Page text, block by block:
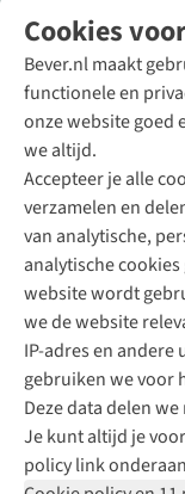
Cookies
Bever.nl maakt
functionele en
onze website goed
we altijd.
Accepteer je alle
verzamelen en
van analytische,
analytische
website wordt
we de website
IP-adres en
gebruiken we voor
Deze data delen
Je kunt altijd je
policy link
Direct advies
+31 (0)85 888
+31 6 12 28 49